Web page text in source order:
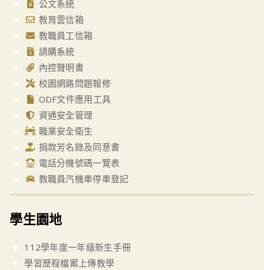
公文系統
教育雲信箱
教職員工信箱
請購系統
內控聲明書
校園網路問題報修
ODF文件應用工具
資通安全管理
職業安全衛生
捐款芳名錄及同意書
電話分機號碼一覽表
教職員汽機車停車登記
學生園地
112學年度一年級新生手冊
學習歷程檔案上傳教學